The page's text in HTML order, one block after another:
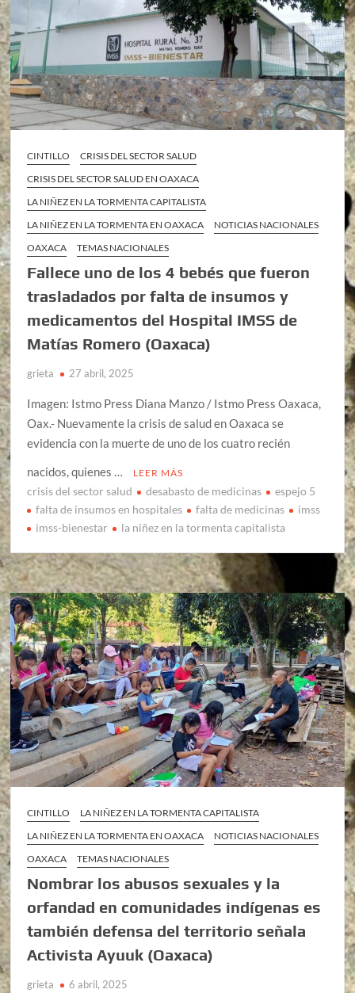
CINTILLO
CRISIS DEL SECTOR SALUD
CRISIS DEL SECTOR SALUD EN OAXACA
LA NIÑEZ EN LA TORMENTA CAPITALISTA
LA NIÑEZ EN LA TORMENTA EN OAXACA
NOTICIAS NACIONALES
OAXACA
TEMAS NACIONALES
Fallece uno de los 4 bebés que fueron
trasladados por falta de insumos y
medicamentos del Hospital IMSS de
Matías Romero (Oaxaca)
grieta 27 abril, 2025
Imagen: Istmo Press Diana Manzo / Istmo Press Oaxaca,
Oax.- Nuevamente la crisis de salud en Oaxaca se
evidencia con la muerte de uno de los cuatro recién
nacidos, quienes …
LEER MÁS
crisis del sector salud desabasto de medicinas
espejo 5
falta de insumos en hospitales
falta de medicinas
imss
imss-bienestar
la niñez en la tormenta capitalista
CINTILLO
LA NIÑEZ EN LA TORMENTA CAPITALISTA
LA NIÑEZ EN LA TORMENTA EN OAXACA
NOTICIAS NACIONALES
OAXACA
TEMAS NACIONALES
Nombrar los abusos sexuales y la
orfandad en comunidades indígenas es
también defensa del territorio señala
Activista Ayuuk (Oaxaca)
grieta 6 abril, 2025